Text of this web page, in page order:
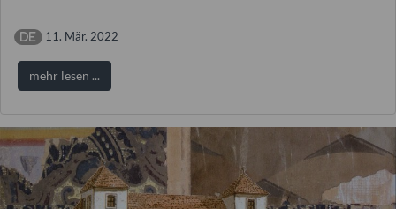
11. Mär. 2022
mehr lesen ...